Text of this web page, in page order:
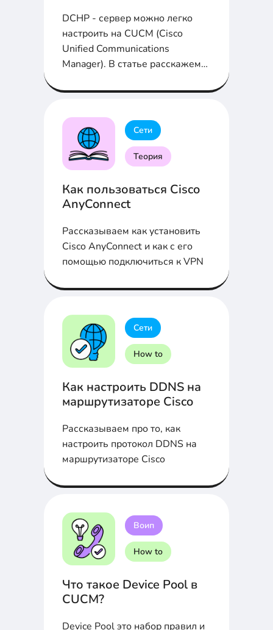
DCHP - сервер можно легко
настроить на CUCM (Cisco
Unified Communications
Manager). В статье расскажем
Сети
Теория
Как пользоваться Cisco
AnyConnect
Рассказываем как установить
Cisco AnyConnect и как с его
помощью подключиться к VPN
Сети
How to
Как настроить DDNS на
маршрутизаторе Cisco
Рассказываем про то, как
настроить протокол DDNS на
маршрутизаторе Cisco
Воип
How to
Что такое Device Pool в
CUCM?
Device Pool это набор правил и